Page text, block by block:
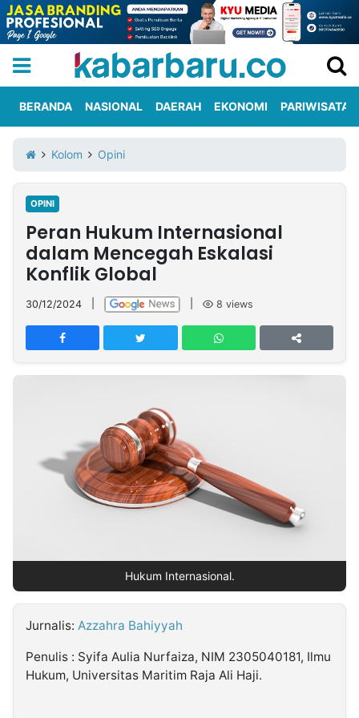
Iklan
Berita
Kami
Nasional
International
Olahraga
Entertainment
Daerah
Pariwisata
Kuliner
Kolom
Network
PT
TREETAN
INDONESIA
Insight
Idealita
Dinamikapost.com
Seedbacklink
BERANDA NASIONAL DAERAH EKONOMI PARIWISATA
Kolom Opini
OPINI
Peran Hukum Internasional
dalam Mencegah Eskalasi
Konflik Global
30/12/2024 8 views
Hukum Internasional.
Jurnalis: Azzahra Bahiyyah
Penulis : Syifa Aulia Nurfaiza, NIM 2305040181, Ilmu
Hukum, Universitas Maritim Raja Ali Haji.